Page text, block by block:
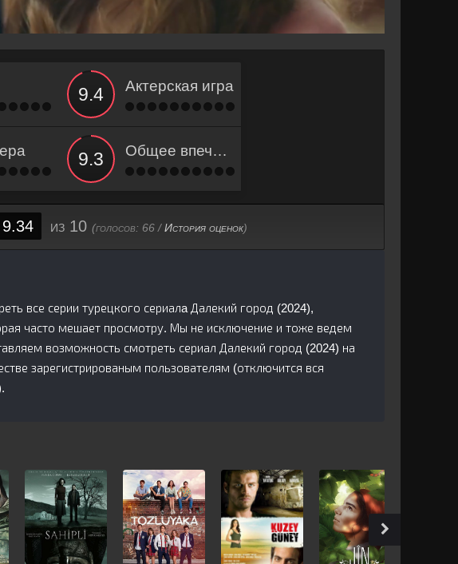
Актерская игра
Общее впечатление
9.34 из 10 (голосов: 66 /История оценок)
все серии турецкого сериалa Далекий город (2024),
часто мешает просмотру. Мы не исключение и тоже ведем
возможность смотреть сериал Далекий город (2024) на
зарегистрированым пользователям (отключится вся